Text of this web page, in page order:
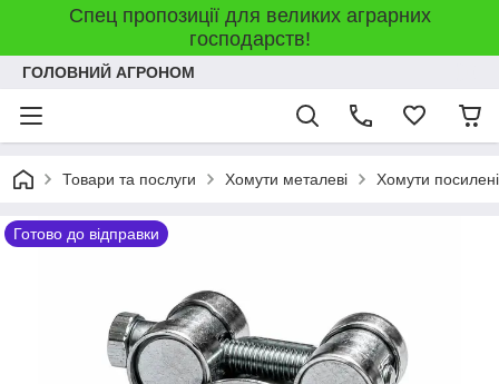
Спец пропозиції для великих аграрних
господарств!
ГОЛОВНИЙ АГРОНОМ
Товари та послуги Хомути металеві Хомути посилені
Готово до відправки